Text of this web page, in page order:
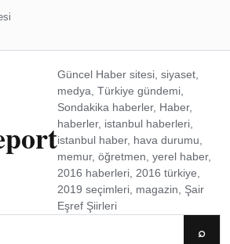
Güncel Haber sitesi, siyaset,
medya, Türkiye gündemi,
Sondakika haberler, Haber,
haberler, istanbul haberleri,
istanbul haber, hava durumu,
memur, öğretmen, yerel haber,
2016 haberleri, 2016 türkiye,
2019 seçimleri, magazin, Şair
Eşref Şiirleri
⌕